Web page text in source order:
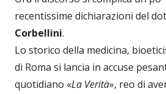
recentissime dichiarazioni del
Corbellini.
Lo storico della medicina,
di Roma si lancia in accuse
quotidiano «La Verità», reo di